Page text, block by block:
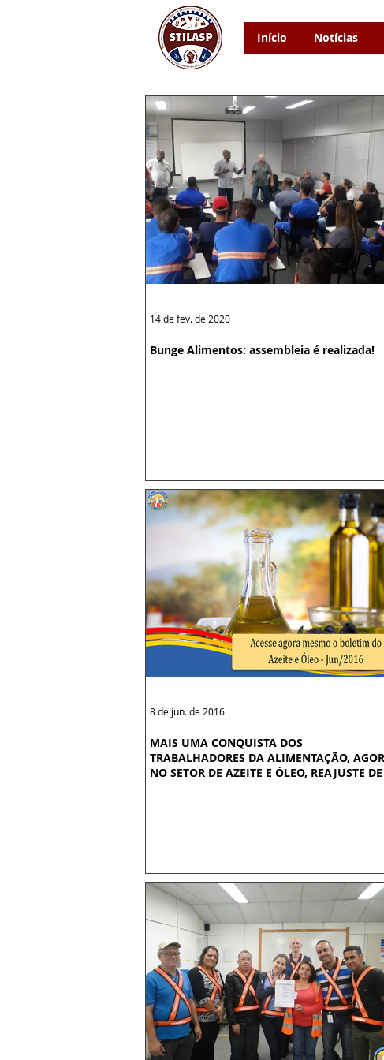
Início Notícias
Bunge Alimentos: assembleia é realizada!
14 de fev. de 2020
MAIS UMA CONQUISTA DOS
TRABALHADORES DA ALIMENTAÇÃO,
NO SETOR DE AZEITE E ÓLEO, REAJUSTE
8 de jun. de 2016